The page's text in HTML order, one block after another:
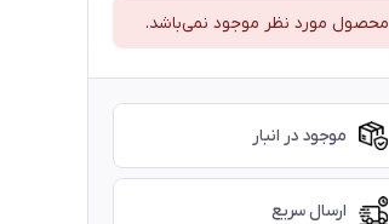
محصول مورد نظر موجود نمی‌باشد.
موجود در انبار
ارسال سریع